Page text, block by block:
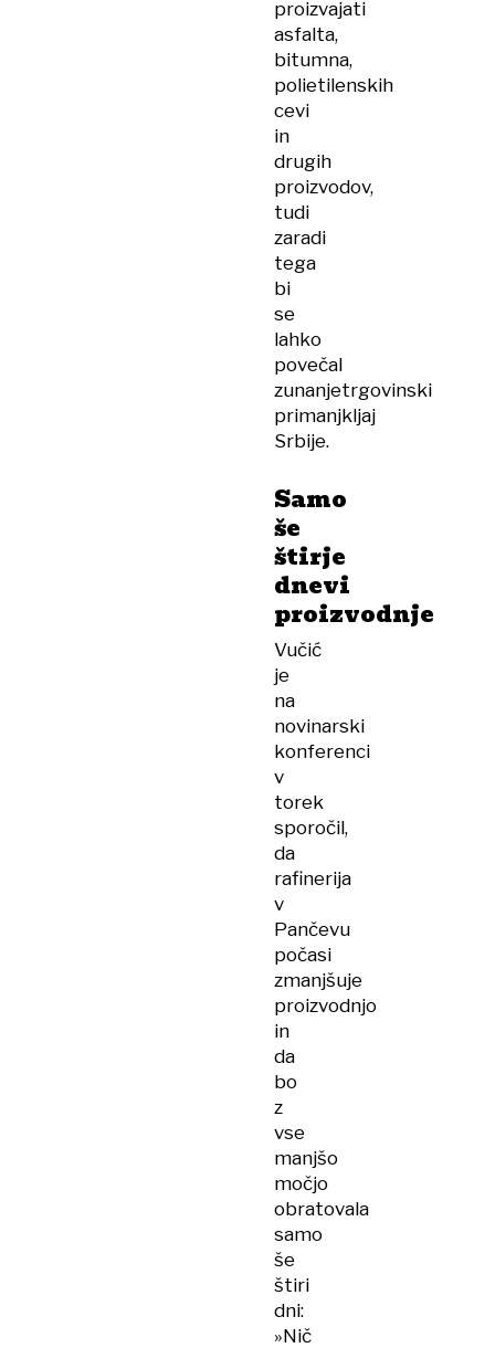
proizvajati
asfalta,
bitumna,
polietilenskih
cevi
in
drugih
proizvodov,
tudi
zaradi
tega
bi
se
lahko
povečal
zunanjetrgovinski
primanjkljaj
Srbije.
Samo
še
štirje
dnevi
proizvodnje
Vučić
je
na
novinarski
konferenci
v
torek
sporočil,
da
rafinerija
v
Pančevu
počasi
zmanjšuje
proizvodnjo
in
da
bo
z
vse
manjšo
močjo
obratovala
samo
še
štiri
dni:
»Nič